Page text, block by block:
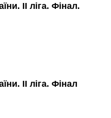
ІІ ліга. Фінал.
ІІ ліга. Фінал